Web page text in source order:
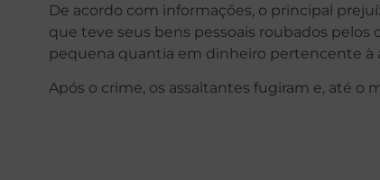
De acordo com informações, o principal
que teve seus bens pessoais roubados
pequena quantia em dinheiro pertencente à
Após o crime, os assaltantes fugiram e, até o